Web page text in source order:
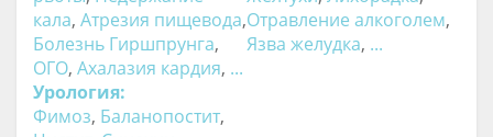
кала, Атрезия пищевода,
Болезнь Гиршпрунга,
ОГО, Ахалазия кардия, ...
Отравление алкоголем,
Язва желудка, ...
Урология:
Фимоз, Баланопостит,